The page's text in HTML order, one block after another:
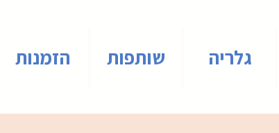
גלריה שותפות הזמנות